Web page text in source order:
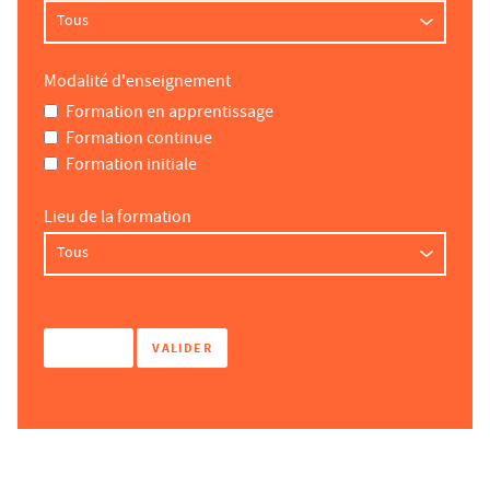
Modalité d'enseignement
Formation en apprentissage
Formation continue
Formation initiale
Lieu de la formation